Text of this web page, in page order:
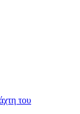
του